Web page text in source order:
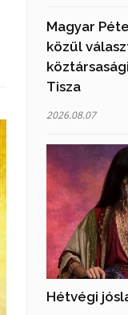
Magyar
közül
Tisza
2026.08.07
Hétvégi